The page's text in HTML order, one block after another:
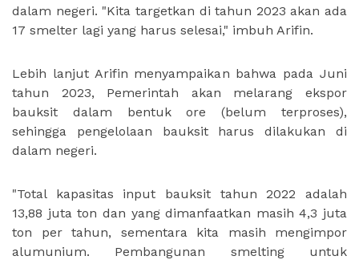
dalam negeri. "Kita targetkan di tahun 2023 akan ada
17 smelter lagi yang harus selesai," imbuh Arifin.
Lebih lanjut Arifin menyampaikan bahwa pada Juni
tahun 2023, Pemerintah akan melarang ekspor
bauksit dalam bentuk ore (belum terproses),
sehingga pengelolaan bauksit harus dilakukan di
dalam negeri.
"Total kapasitas input bauksit tahun 2022 adalah
13,88 juta ton dan yang dimanfaatkan masih 4,3 juta
ton per tahun, sementara kita masih mengimpor
alumunium. Pembangunan smelting untuk